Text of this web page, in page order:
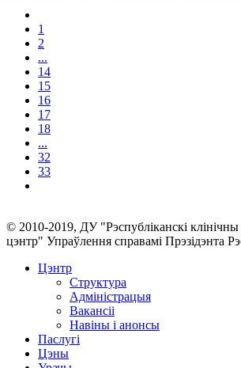
1
2
...
14
15
16
17
18
...
32
33
© 2010-2019, ДУ "Рэспубліканскі
цэнтр" Упраўлення справамі Прэзідэнта
Цэнтр
Структура
Адміністрацыя
Вакансіі
Навіны і анонсы
Паслугi
Цэны